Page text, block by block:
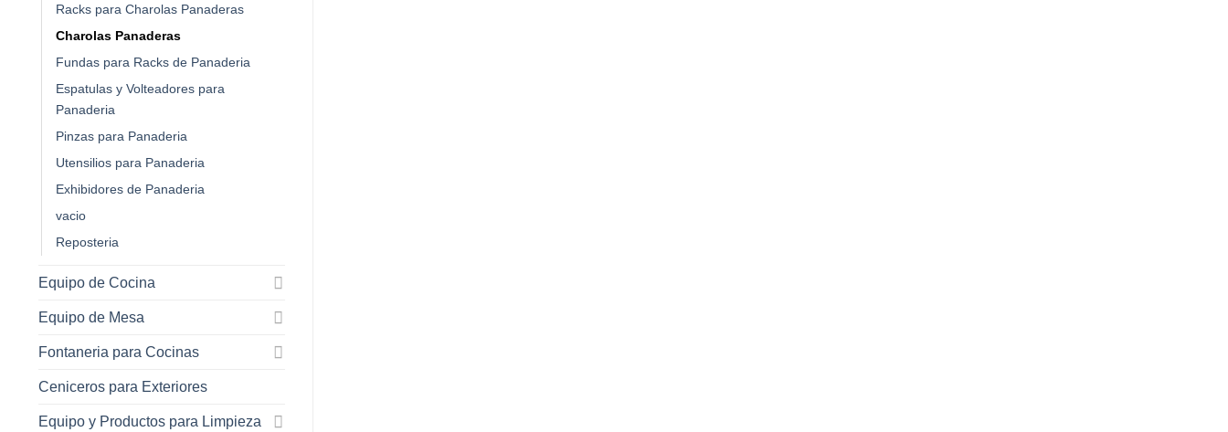
Racks para Charolas Panaderas
Charolas Panaderas
Fundas para Racks de Panaderia
Espatulas y Volteadores para
Panaderia
Pinzas para Panaderia
Utensilios para Panaderia
Exhibidores de Panaderia
vacio
Reposteria
Equipo de Cocina
Equipo de Mesa
Fontaneria para Cocinas
Ceniceros para Exteriores
Equipo y Productos para Limpieza